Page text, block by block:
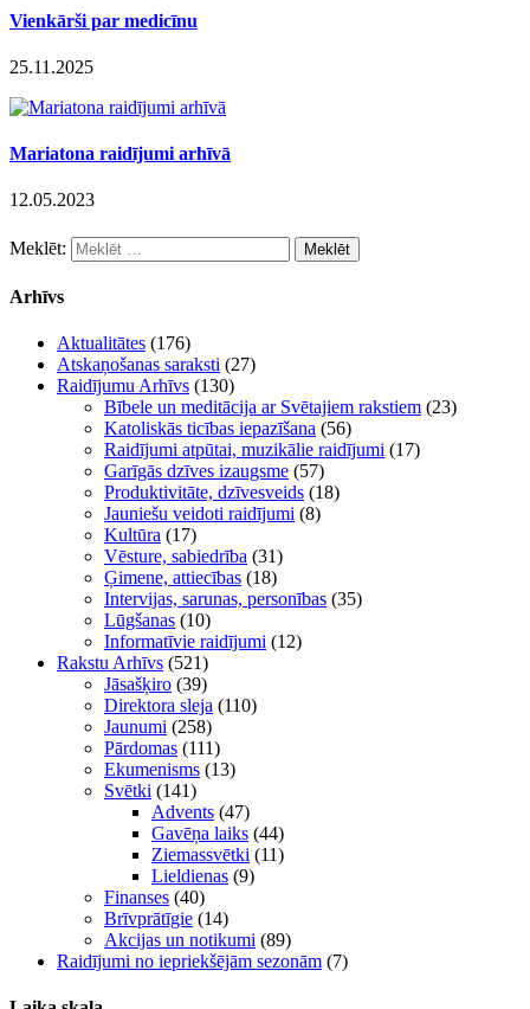
Vienkārši par medicīnu
25.11.2025
Mariatona raidījumi arhīvā
12.05.2023
Meklēt:
Arhīvs
Aktualitātes (176)
Atskaņošanas saraksti (27)
Raidījumu Arhīvs (130)
Bībele un meditācija ar Svētajiem rakstiem (23)
Katoliskās ticības iepazīšana (56)
Raidījumi atpūtai, muzikālie raidījumi (17)
Garīgās dzīves izaugsme (57)
Produktivitāte, dzīvesveids (18)
Jauniešu veidoti raidījumi (8)
Kultūra (17)
Vēsture, sabiedrība (31)
Ģimene, attiecības (18)
Intervijas, sarunas, personības (35)
Lūgšanas (10)
Informatīvie raidījumi (12)
Rakstu Arhīvs (521)
Jāsašķiro (39)
Direktora sleja (110)
Jaunumi (258)
Pārdomas (111)
Ekumenisms (13)
Svētki (141)
Advents (47)
Gavēņa laiks (44)
Ziemassvētki (11)
Lieldienas (9)
Finanses (40)
Brīvprātīgie (14)
Akcijas un notikumi (89)
Raidījumi no iepriekšējām sezonām (7)